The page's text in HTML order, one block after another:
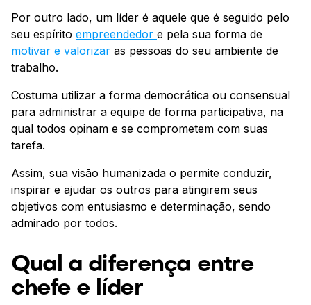
Por outro lado, um líder é aquele que é seguido pelo
seu espírito empreendedor e pela sua forma de
motivar e valorizar as pessoas do seu ambiente de
trabalho.
Costuma utilizar a forma democrática ou consensual
para administrar a equipe de forma participativa, na
qual todos opinam e se comprometem com suas
tarefa.
Assim, sua visão humanizada o permite conduzir,
inspirar e ajudar os outros para atingirem seus
objetivos com entusiasmo e determinação, sendo
admirado por todos.
Qual a diferença entre
chefe e líder